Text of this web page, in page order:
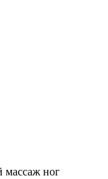
массаж ног